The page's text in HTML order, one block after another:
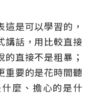
是可以學習的，
講話，用比較直接
直接不是粗暴；
重要的是花時間聽
麼、擔心的是什